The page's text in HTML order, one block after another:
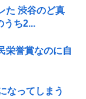
た 渋谷のど真
うち2...
栄誉賞なのに自
なってしまう